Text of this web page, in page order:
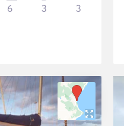
6 3 3